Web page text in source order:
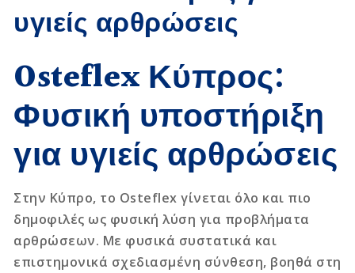
υγιείς αρθρώσεις
Osteflex Κύπρος:
Φυσική υποστήριξη
για υγιείς αρθρώσεις
Στην Κύπρο, το Osteflex γίνεται όλο και πιο
δημοφιλές ως φυσική λύση για προβλήματα
αρθρώσεων. Με φυσικά συστατικά και
επιστημονικά σχεδιασμένη σύνθεση, βοηθά στη